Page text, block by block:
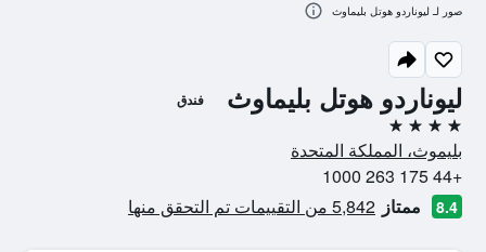
ليوناردو هوتل بليماوث فندق
4 نجوم
بليموث، المملكة المتحدة
+44 175 263 1000
8.4 ممتاز 5,842 من التقييمات تم التحقق منها
صور لـ ليوناردو هوتل بليماوث